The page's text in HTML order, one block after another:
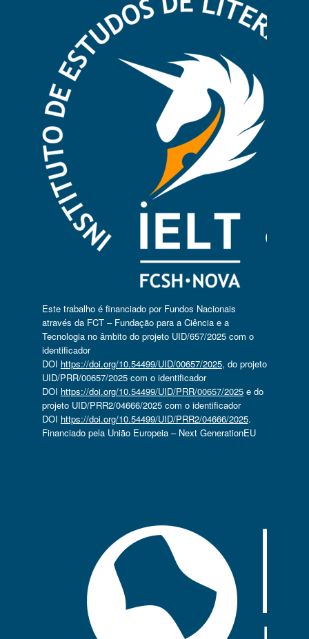
Este trabalho é financiado por Fundos Nacionais
através da FCT – Fundação para a Ciência e a
Tecnologia no âmbito do projeto UID/657/2025 com o
identificador
DOI https://doi.org/10.54499/UID/00657/2025, do projeto
UID/PRR/00657/2025 com o identificador
DOI https://doi.org/10.54499/UID/PRR/00657/2025e do
projeto UID/PRR2/04666/2025 com o identificador
DOI https://doi.org/10.54499/UID/PRR2/04666/2025.
Financiado pela União Europeia – Next GenerationEU